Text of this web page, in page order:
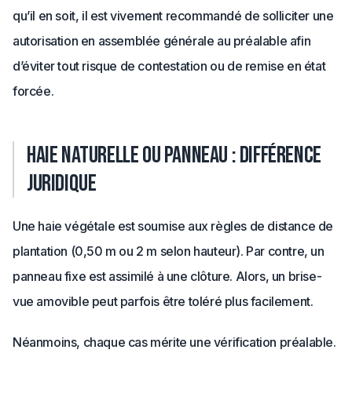
qu’il en soit, il est vivement recommandé de solliciter une
autorisation en assemblée générale au préalable afin
d’éviter tout risque de contestation ou de remise en état
forcée.
Haie naturelle ou panneau : différence
juridique
Une haie végétale est soumise aux règles de distance de
plantation (0,50 m ou 2 m selon hauteur). Par contre, un
panneau fixe est assimilé à une clôture. Alors, un brise-
vue amovible peut parfois être toléré plus facilement.
Néanmoins, chaque cas mérite une vérification préalable.